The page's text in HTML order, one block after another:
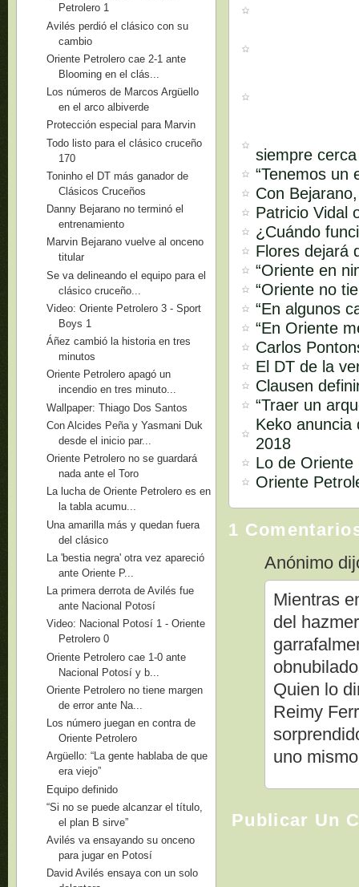
siempre
“Tenemos un
Con
Patricio Vidal
¿Cuándo
Flores dejará
“Oriente en
“Oriente no
“En algunos
“En Oriente
Carlos
El DT de la
Clausen
“Traer un
Keko anuncia
2018
Lo de
Oriente
1
Anónimo
Mientras
del
Quien lo
Reimy
uno
Publicar Un
Petrolero 1
Avilés perdió el clásico con su
cambio
Oriente Petrolero cae 2-1 ante
Blooming en el clás...
Los números de Marcos Argüello
en el arco albiverde
Protección especial para Marvin
Todo listo para el clásico cruceño
170
Toninho el DT más ganador de
Clásicos Cruceños
Danny Bejarano no terminó el
entrenamiento
Marvin Bejarano vuelve al onceno
titular
Se va delineando el equipo para el
clásico cruceño...
Video: Oriente Petrolero 3 - Sport
Boys 1
Áñez cambió la historia en tres
minutos
Oriente Petrolero apagó un
incendio en tres minuto...
Wallpaper: Thiago Dos Santos
Con Alcides Peña y Yasmani Duk
desde el inicio par...
Oriente Petrolero no se guardará
nada ante el Toro
La lucha de Oriente Petrolero es en
la tabla acumu...
Una amarilla más y quedan fuera
del clásico
La 'bestia negra' otra vez apareció
ante Oriente P...
La primera derrota de Avilés fue
ante Nacional Potosí
Video: Nacional Potosí 1 - Oriente
Petrolero 0
Oriente Petrolero cae 1-0 ante
Nacional Potosí y b...
Oriente Petrolero no tiene margen
de error ante Na...
Los número juegan en contra de
Oriente Petrolero
Argüello: “La gente hablaba de que
era viejo”
Equipo definido
“Si no se puede alcanzar el título,
el plan B sirve”
Avilés va ensayando su onceno
para jugar en Potosí
David Avilés ensaya con un solo